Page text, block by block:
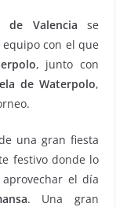
de Valencia se
con el que
, junto con
de Waterpolo,
una gran fiesta
festivo donde lo
el día
. Una gran